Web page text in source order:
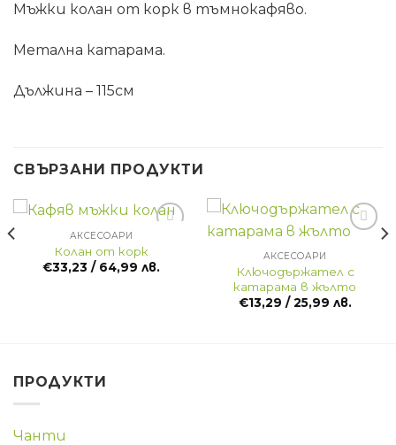
Мъжки колан от корк в тъмнокафяво.
Метална катарама.
Дължина – 115см
СВЪРЗАНИ ПРОДУКТИ
АКСЕСОАРИ
Колан от корк
€33,23 / 64,99 лв.
АКСЕСОАРИ
Ключодържател с
катарама в жълто
€13,29 / 25,99 лв.
ПРОДУКТИ
Чанти